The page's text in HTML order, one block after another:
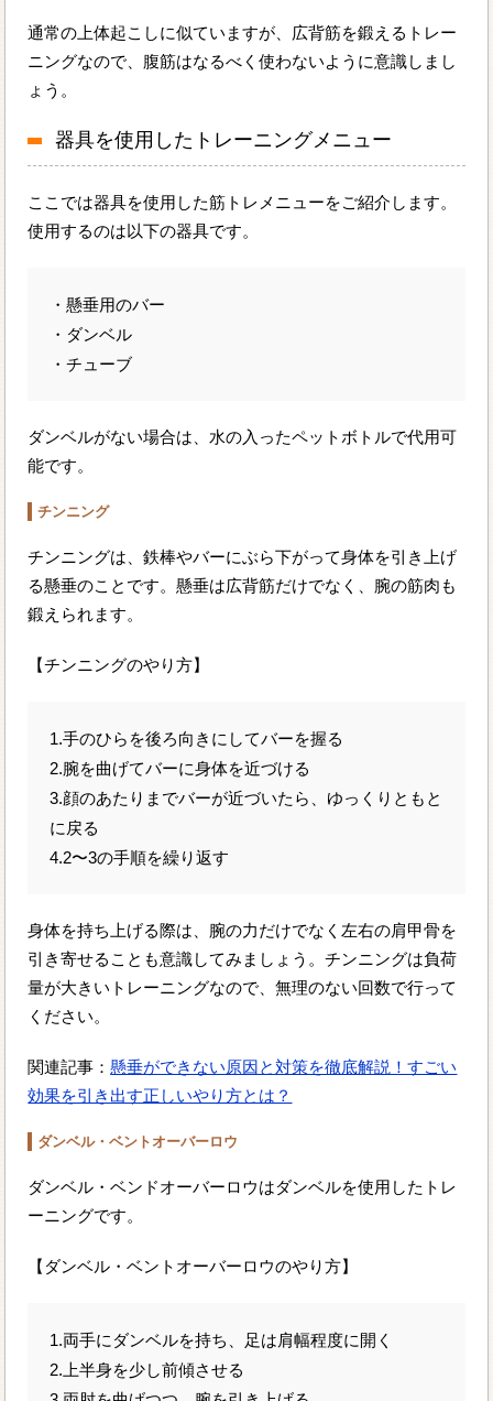
通常の上体起こしに似ていますが、広背筋を鍛えるトレー
ニングなので、腹筋はなるべく使わないように意識しまし
ょう。
器具を使用したトレーニングメニュー
ここでは器具を使用した筋トレメニューをご紹介します。
使用するのは以下の器具です。
・懸垂用のバー
・ダンベル
・チューブ
ダンベルがない場合は、水の入ったペットボトルで代用可
能です。
チンニング
チンニングは、鉄棒やバーにぶら下がって身体を引き上げ
る懸垂のことです。懸垂は広背筋だけでなく、腕の筋肉も
鍛えられます。
【チンニングのやり方】
1.手のひらを後ろ向きにしてバーを握る
2.腕を曲げてバーに身体を近づける
3.顔のあたりまでバーが近づいたら、ゆっくりともと
に戻る
4.2〜3の手順を繰り返す
身体を持ち上げる際は、腕の力だけでなく左右の肩甲骨を
引き寄せることも意識してみましょう。チンニングは負荷
量が大きいトレーニングなので、無理のない回数で行って
ください。
関連記事：懸垂ができない原因と対策を徹底解説！すごい
効果を引き出す正しいやり方とは？
ダンベル・ベントオーバーロウ
ダンベル・ベンドオーバーロウはダンベルを使用したトレ
ーニングです。
【ダンベル・ベントオーバーロウのやり方】
1.両手にダンベルを持ち、足は肩幅程度に開く
2.上半身を少し前傾させる